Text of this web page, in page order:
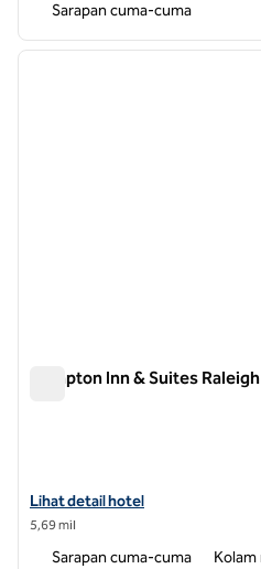
Sarapan cuma-cuma
1 dari 12
Hampton Inn & Suites
Lihat detail hotel untuk Hampton
Lihat detail hotel
5,69 mil
Sarapan cuma-cuma Kolam